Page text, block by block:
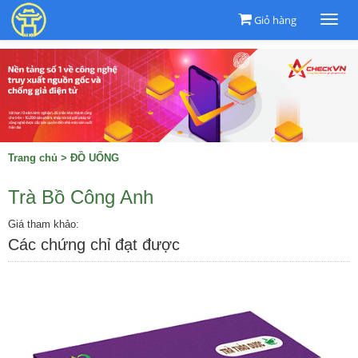
Giỏ hàng
Trang chủ > ĐỒ UỐNG
Trà Bồ Công Anh
Giá tham khảo:
Các chứng chỉ đạt được